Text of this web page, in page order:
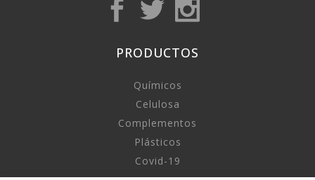
PRODUCTOS
Químicos
Celulosa
Complementos
Plásticos
Covid-19